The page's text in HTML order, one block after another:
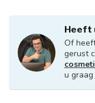
Heeft
Of
gerust
u